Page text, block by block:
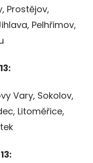
Prostějov,
Pelhřimov,
Vary, Sokolov,
Litoměřice,